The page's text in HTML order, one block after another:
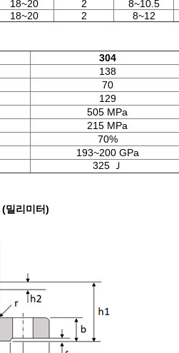
18~20 2 8~10.5
18~20 2 8~12
304
138
70
129
505 MPa
215 MPa
70%
193~200 GPa
325 Ｊ
밀리미터)